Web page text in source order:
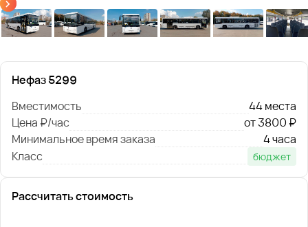
Нефаз 5299
Вместимость
44 места
Цена ₽/час
от 3800 ₽
Минимальное время заказа
4 часа
Класс
бюджет
Рассчитать стоимость